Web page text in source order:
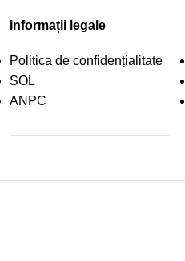
Informații legale
Politica de confidențialitate
SOL
ANPC